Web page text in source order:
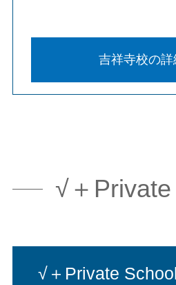
吉祥寺校の詳
√＋
√＋Private